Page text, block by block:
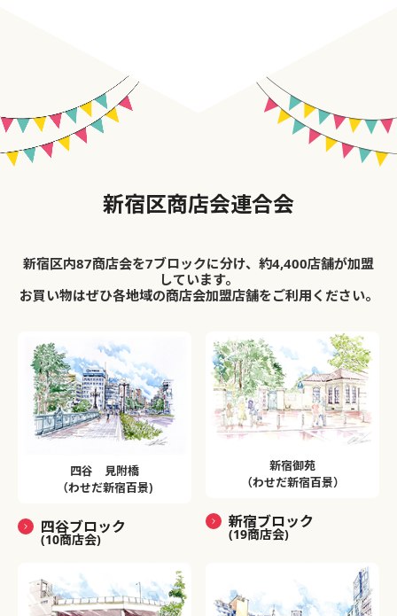
新宿区商店会連合会
新宿区内87商店会を7ブロックに分け、約4,400店舗が加盟
しています。
お買い物はぜひ各地域の商店会加盟店舗をご利用ください。
四谷 見附橋
（わせだ新宿百景)
四谷ブロック
(10商店会)
新宿御苑
（わせだ新宿百景）
新宿ブロック
(19商店会)